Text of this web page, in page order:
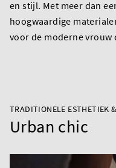
en stijl. Met meer dan
hoogwaardige
voor de moderne
TRADITIONELE ESTHETIEK
Urban chic